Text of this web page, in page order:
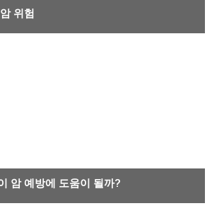
위험
암 예방에 도움이 될까?